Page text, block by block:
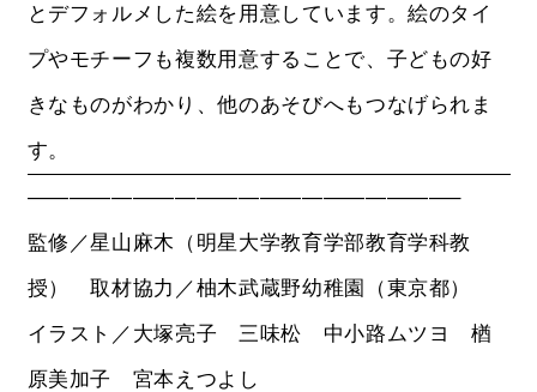
とデフォルメした絵を用意しています。絵のタイ
プやモチーフも複数用意することで、子どもの好
きなものがわかり、他のあそびへもつなげられま
す。
————————————————————–
監修／星山麻木（明星大学教育学部教育学科教
授） 取材協力／柚木武蔵野幼稚園（東京都）
イラスト／大塚亮子 三味松 中小路ムツヨ 楢
原美加子 宮本えつよし